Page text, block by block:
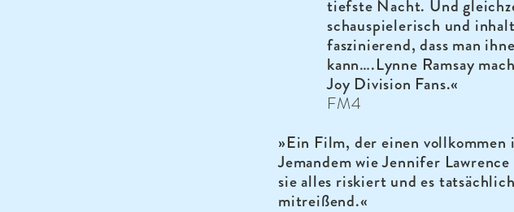
tiefste Nacht. Und
schauspielerisch und
faszinierend, dass man
kann….Lynne Ramsay
Joy Division Fans.«
FM4
»Ein Film, der einen vollkommen
Jemandem wie Jennifer
sie alles riskiert und es
mitreißend.«